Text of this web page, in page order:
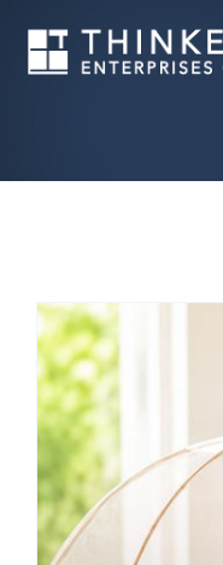
content 告別惱人